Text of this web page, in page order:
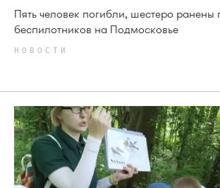
Пять человек погибли, шестеро ранены
беспилотников на Подмосковье
НОВОСТИ